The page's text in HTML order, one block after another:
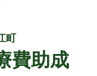
町
費助成